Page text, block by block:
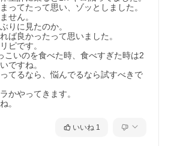
ってたって思い、ゾッとしました。
せん。
りに見たのか。
ば良かったって思いました。
ピです。
こいのを食べた時、食べすぎた時は2
ですね。
てるなら、悩んでるなら試すべきで
かやってきます。
。
いいね 1